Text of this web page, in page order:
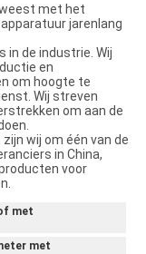
met het
jarenlang
in de industrie. Wij
en
om hoogte te
Wij streven
om aan de
wij om één van de
in China,
voor
met
met